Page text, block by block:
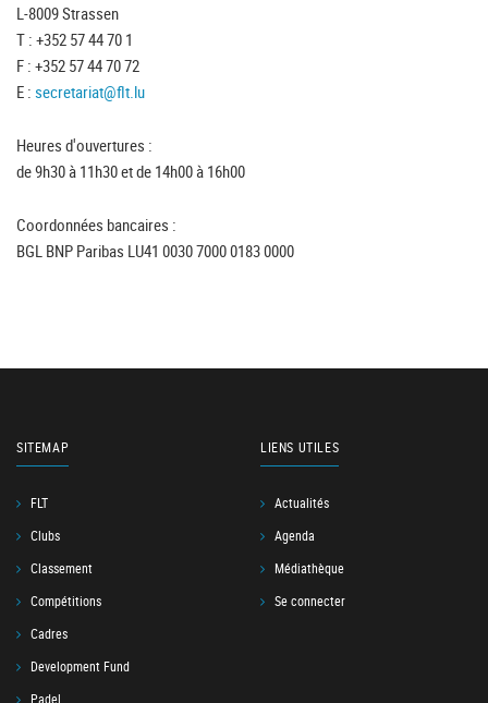
L-8009 Strassen
T : +352 57 44 70 1
F : +352 57 44 70 72
E : secretariat@flt.lu
Heures d'ouvertures :
de 9h30 à 11h30 et de 14h00 à 16h00
Coordonnées bancaires :
BGL BNP Paribas LU41 0030 7000 0183 0000
SITEMAP
FLT
Clubs
Classement
Compétitions
Cadres
Development Fund
Padel
LIENS UTILES
Actualités
Agenda
Médiathèque
Se connecter